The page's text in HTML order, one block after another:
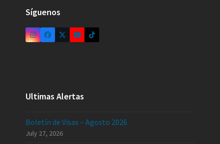
Síguenos
Ultimas Alertas
Boletín de Visas – Agosto 2026
July 27, 2026